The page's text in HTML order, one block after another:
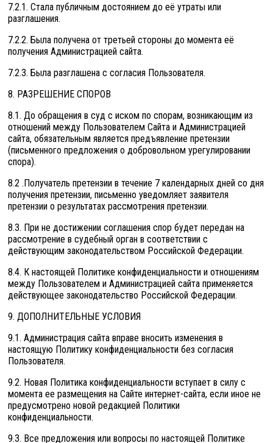
7.2.1. Стала публичным достоянием до её утраты или
разглашения.
7.2.2. Была получена от третьей стороны до момента её
получения Администрацией сайта.
7.2.3. Была разглашена с согласия Пользователя.
8. РАЗРЕШЕНИЕ СПОРОВ
8.1. До обращения в суд с иском по спорам, возникающим из
отношений между Пользователем Сайта и Администрацией
сайта, обязательным является предъявление претензии
(письменного предложения о добровольном урегулировании
спора).
8.2 .Получатель претензии в течение 7 календарных дней со дня
получения претензии, письменно уведомляет заявителя
претензии о результатах рассмотрения претензии.
8.3. При не достижении соглашения спор будет передан на
рассмотрение в судебный орган в соответствии с
действующим законодательством Российской Федерации.
8.4. К настоящей Политике конфиденциальности и отношениям
между Пользователем и Администрацией сайта применяется
действующее законодательство Российской Федерации.
9. ДОПОЛНИТЕЛЬНЫЕ УСЛОВИЯ
9.1. Администрация сайта вправе вносить изменения в
настоящую Политику конфиденциальности без согласия
Пользователя.
9.2. Новая Политика конфиденциальности вступает в силу с
момента ее размещения на Сайте интернет-сайта, если иное не
предусмотрено новой редакцией Политики
конфиденциальности.
9.3. Все предложения или вопросы по настоящей Политике